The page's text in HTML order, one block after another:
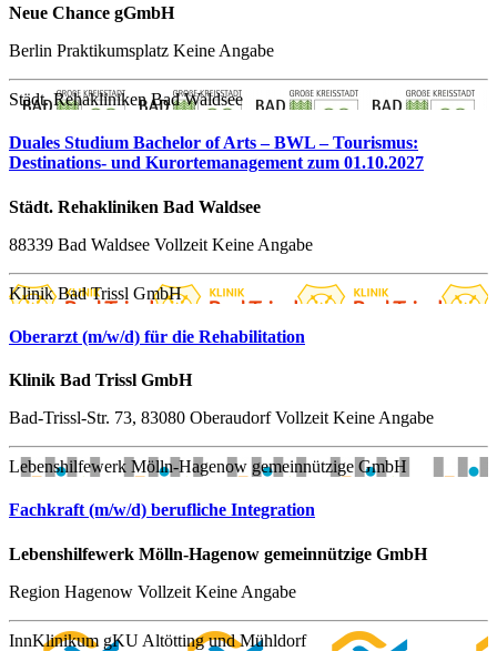
Neue Chance gGmbH
Berlin Praktikumsplatz Keine Angabe
Städt. Rehakliniken Bad Waldsee
Duales Studium Bachelor of Arts – BWL – Tourismus:
Destinations- und Kurortemanagement zum 01.10.2027
Städt. Rehakliniken Bad Waldsee
88339 Bad Waldsee Vollzeit Keine Angabe
Klinik Bad Trissl GmbH
Oberarzt (m/w/d) für die Rehabilitation
Klinik Bad Trissl GmbH
Bad-Trissl-Str. 73, 83080 OberaudorfVollzeit Keine Angabe
Lebenshilfewerk Mölln-Hagenow gemeinnützige GmbH
Fachkraft (m/w/d) berufliche Integration
Lebenshilfewerk Mölln-Hagenow gemeinnützige GmbH
Region Hagenow Vollzeit Keine Angabe
InnKlinikum gKU Altötting und Mühldorf